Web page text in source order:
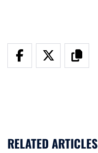
RELATED ARTICLES